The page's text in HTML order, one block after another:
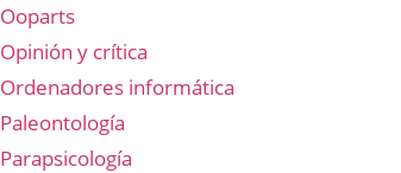
Ooparts
Opinión y crítica
Ordenadores informática
Paleontología
Parapsicología